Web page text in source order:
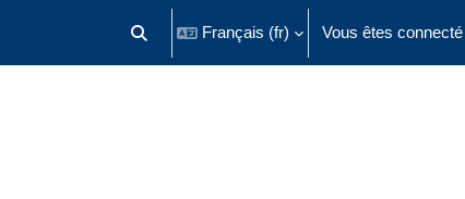
Activer/désactiver la saisie de recherche
Français ‎(fr)‎ Vous êtes